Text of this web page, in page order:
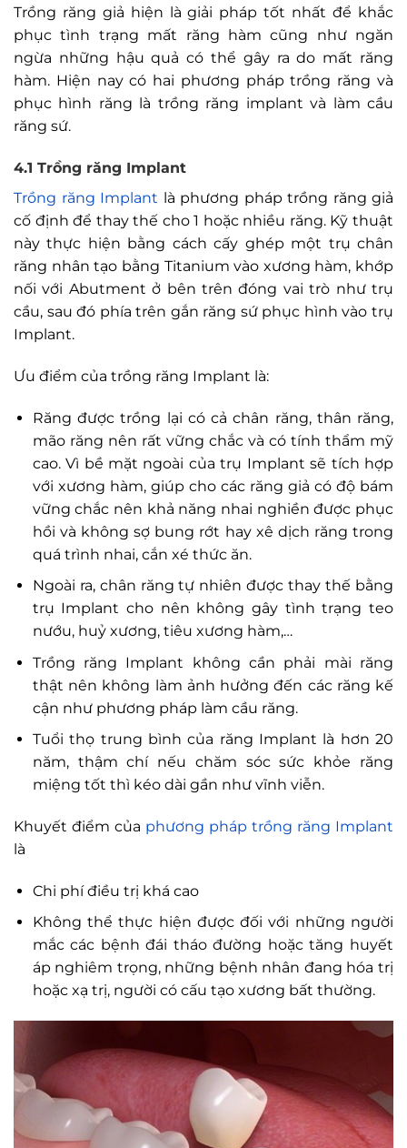
Trồng răng giả hiện là giải pháp tốt nhất để khắc
phục tình trạng mất răng hàm cũng như ngăn
ngừa những hậu quả có thể gây ra do mất răng
hàm. Hiện nay có hai phương pháp trồng răng và
phục hình răng là trồng răng implant và làm cầu
răng sứ.
4.1 Trồng răng Implant
Trồng răng Implant là phương pháp trồng răng giả
cố định để thay thế cho 1 hoặc nhiều răng. Kỹ thuật
này thực hiện bằng cách cấy ghép một trụ chân
răng nhân tạo bằng Titanium vào xương hàm, khớp
nối với Abutment ở bên trên đóng vai trò như trụ
cầu, sau đó phía trên gắn răng sứ phục hình vào trụ
Implant.
Ưu điểm của trồng răng Implant là:
Răng được trồng lại có cả chân răng, thân răng,
mão răng nên rất vững chắc và có tính thẩm mỹ
cao. Vì bề mặt ngoài của trụ Implant sẽ tích hợp
với xương hàm, giúp cho các răng giả có độ bám
vững chắc nên khả năng nhai nghiền được phục
hồi và không sợ bung rớt hay xê dịch răng trong
quá trình nhai, cắn xé thức ăn.
Ngoài ra, chân răng tự nhiên được thay thế bằng
trụ Implant cho nên không gây tình trạng teo
nướu, huỷ xương, tiêu xương hàm,…
Trồng răng Implant không cần phải mài răng
thật nên không làm ảnh hưởng đến các răng kế
cận như phương pháp làm cầu răng.
Tuổi thọ trung bình của răng Implant là hơn 20
năm, thậm chí nếu chăm sóc sức khỏe răng
miệng tốt thì kéo dài gần như vĩnh viễn.
Khuyết điểm của phương pháp trồng răng Implant
là
Chi phí điều trị khá cao
Không thể thực hiện được đối với những người
mắc các bệnh đái tháo đường hoặc tăng huyết
áp nghiêm trọng, những bệnh nhân đang hóa trị
hoặc xạ trị, người có cấu tạo xương bất thường.